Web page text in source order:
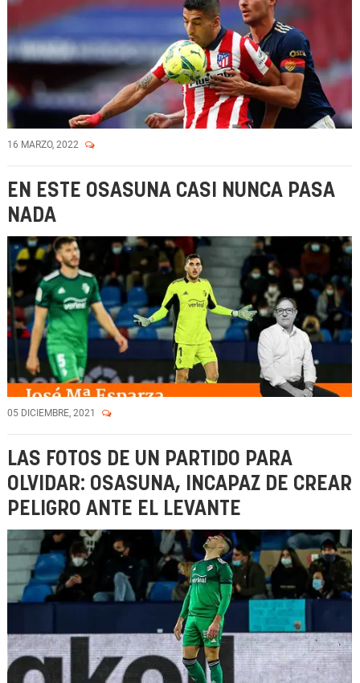
16 MARZO, 2022
EN ESTE OSASUNA CASI NUNCA PASA
NADA
05 DICIEMBRE, 2021
LAS FOTOS DE UN PARTIDO PARA
OLVIDAR: OSASUNA, INCAPAZ DE CREAR
PELIGRO ANTE EL LEVANTE